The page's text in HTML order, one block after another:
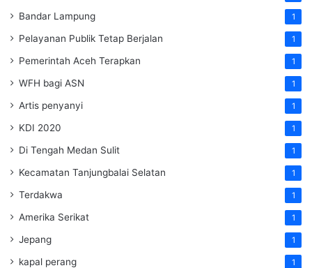
Bandar Lampung 1
Pelayanan Publik Tetap Berjalan 1
Pemerintah Aceh Terapkan 1
WFH bagi ASN 1
Artis penyanyi 1
KDI 2020 1
Di Tengah Medan Sulit 1
Kecamatan Tanjungbalai Selatan 1
Terdakwa 1
Amerika Serikat 1
Jepang 1
kapal perang 1